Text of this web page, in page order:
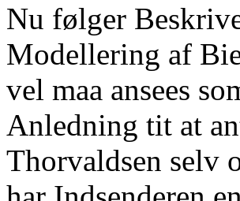
Nu følger
Modellering af
vel maa ansees
Anledning tit at
Thorvaldsen selv